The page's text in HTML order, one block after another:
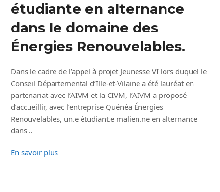
étudiante en alternance
dans le domaine des
Énergies Renouvelables.
Dans le cadre de l’appel à projet Jeunesse VI lors duquel le
Conseil Départemental d’Ille-et-Vilaine a été lauréat en
partenariat avec l’AIVM et la CIVM, l’AIVM a proposé
d’accueillir, avec l’entreprise Quénéa Énergies
Renouvelables, un.e étudiant.e malien.ne en alternance
dans…
En savoir plus